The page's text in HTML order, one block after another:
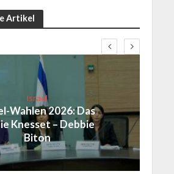
Artikel
Israel
Wahlen 2026: Das
Knesset – Debbie
Biton